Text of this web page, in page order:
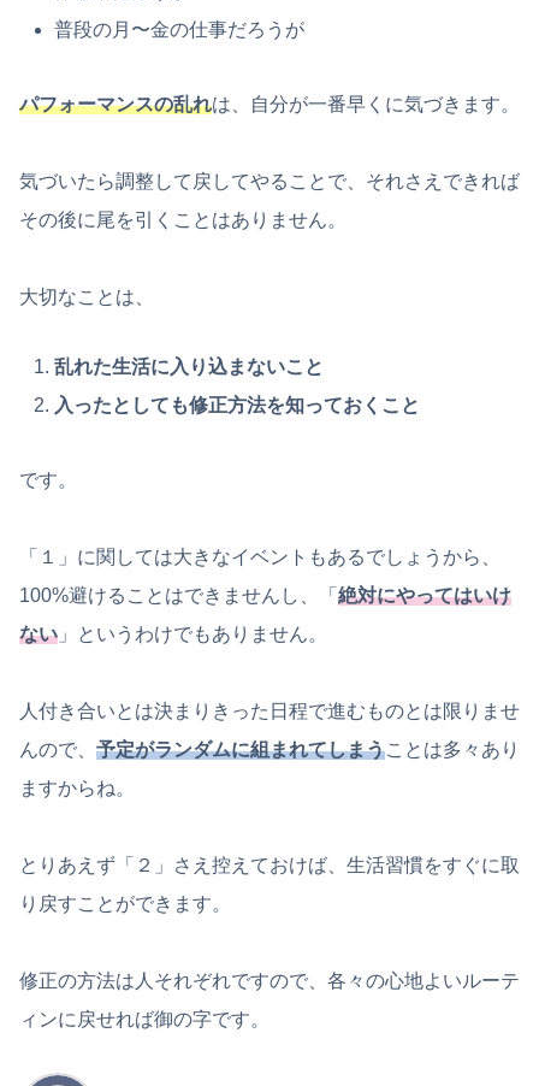
普段の月〜金の仕事だろうが
パフォーマンスの乱れは、自分が一番早くに気づきます。
気づいたら調整して戻してやることで、それさえできれば
その後に尾を引くことはありません。
大切なことは、
乱れた生活に入り込まないこと
入ったとしても修正方法を知っておくこと
です。
「１」に関しては大きなイベントもあるでしょうから、
100%避けることはできませんし、「 絶対にやってはいけ
ない 」というわけでもありません。
人付き合いとは決まりきった日程で進むものとは限りませ
んので、 予定がランダムに組まれてしまうことは多々あり
ますからね。
とりあえず「２」さえ控えておけば、生活習慣をすぐに取
り戻すことができます。
修正の方法は人それぞれですので、各々の心地よいルーテ
ィンに戻せれば御の字です。